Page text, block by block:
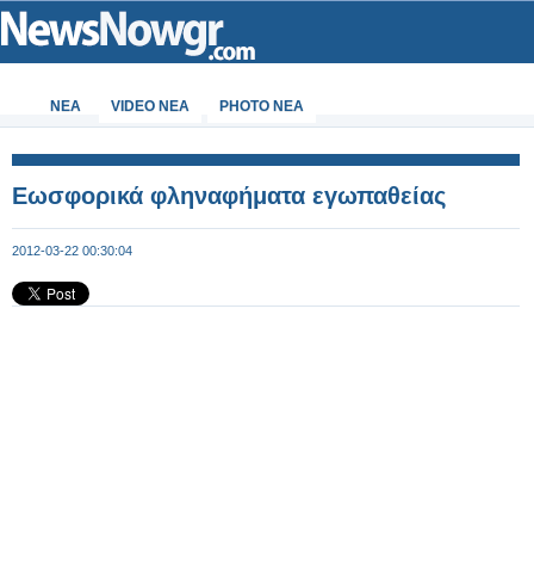
ΝΕΑ VIDEO NEA PHOTO NEA
Εωσφορικά φληναφήματα εγωπαθείας
2012-03-22 00:30:04